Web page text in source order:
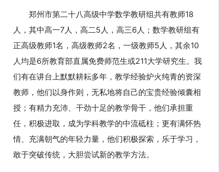
郑州市第二十八高级中学数学教研组共有教师18
人，其中高一7人，高二5人，高三6人；数学教研组有
正高级教师1名，高级教师2名，一级教师5人，其余10
人均是6所教育部直属免费师范生或211大学研究生。我
们有在讲台上默默耕耘多年，教学经验炉火纯青的资深
教师，他们以身作则，无私地将自己的宝贵经验倾囊相
授；有精力充沛、干劲十足的教学骨干，他们承担重
任，积极进取，成为学科教学的中流砥柱；更有满怀热
情、充满朝气的年轻力量，他们积极探索，乐于学习，
敢于突破传统，大胆尝试新的教学方法。